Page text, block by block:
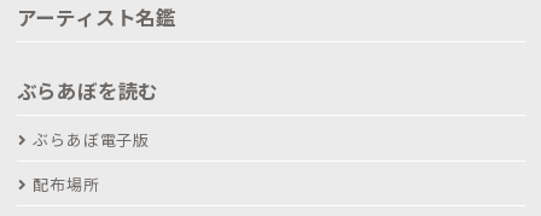
アーティスト名鑑
ぶらあぼを読む
ぶらあぼ電子版
配布場所